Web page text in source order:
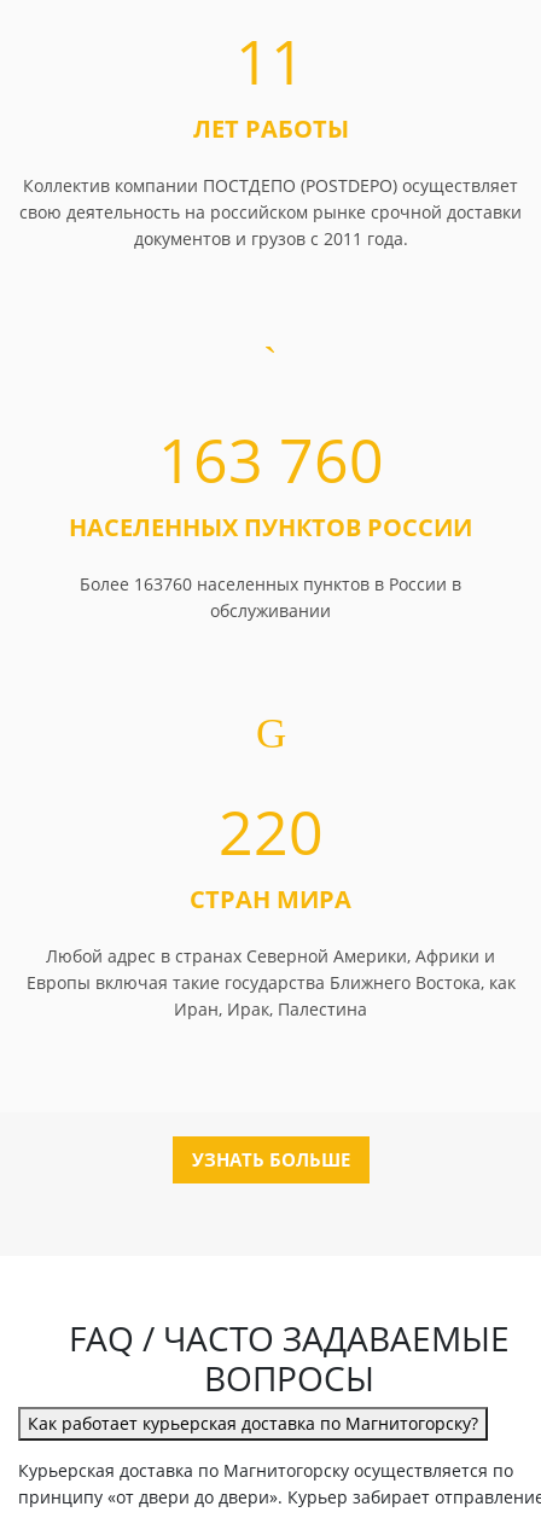
11
ЛЕТ РАБОТЫ
Коллектив компании ПОСТДЕПО (POSTDEPO) осуществляет
свою деятельность на российском рынке срочной доставки
документов и грузов с 2011 года.
163 760
НАСЕЛЕННЫХ ПУНКТОВ РОССИИ
Более 163760 населенных пунктов в России в
обслуживании
220
СТРАН МИРА
Любой адрес в странах Северной Америки, Африки и
Европы включая такие государства Ближнего Востока, как
Иран, Ирак, Палестина
УЗНАТЬ БОЛЬШЕ
FAQ / ЧАСТО ЗАДАВАЕМЫЕ
ВОПРОСЫ
Как работает курьерская доставка по Магнитогорску?
Курьерская доставка по Магнитогорску осуществляется по
принципу «от двери до двери». Курьер забирает